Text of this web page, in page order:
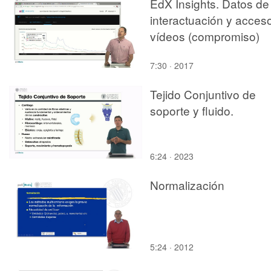
de profesores de la
Universitat Politècnica
València.
interactuación y
vídeos (compromiso)
7:30 · 2017
Tejido Conjuntivo de
soporte y fluido.
6:24 · 2023
Normalización
5:24 · 2012